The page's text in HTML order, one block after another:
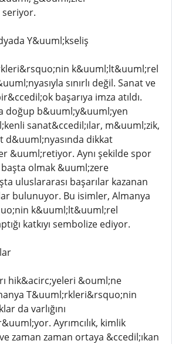
Y&uuml;kseliş
k&uuml;lt&uuml;rel
sınırlı değil. Sanat ve
başarıya imza atıldı.
doğup b&uuml;y&uuml;yen
sanat&ccedil;ılar, m&uuml;zik,
d&uuml;nyasında dikkat
&uuml;retiyor. Aynı şekilde spor
olmak &uuml;zere
uluslararası başarılar kazanan
bulunuyor. Bu isimler, Almanya
k&uuml;lt&uuml;rel
katkıyı sembolize ediyor.
hik&acirc;yeleri &ouml;ne
T&uuml;rkleri&rsquo;nin
da varlığını
Ayrımcılık, kimlik
zaman zaman ortaya &ccedil;ıkan